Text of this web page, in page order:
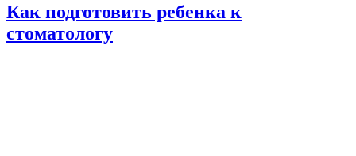
Как подготовить ребенка к
стоматологу